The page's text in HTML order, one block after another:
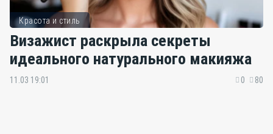
Красота и стиль
Визажист раскрыла секреты
идеального натурального макияжа
11.03 19:01 0 80